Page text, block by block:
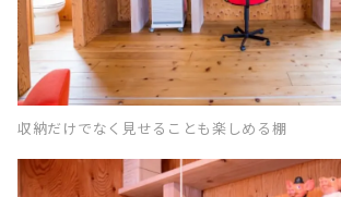
収納だけでなく見せることも楽しめる棚